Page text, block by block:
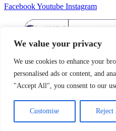
We value your privacy
We use cookies to enhance your
personalised ads or content, and
"Accept All", you consent to our
Customise
FacebookYoutube Instagram
Copyright © 2004 – 2023 Editura
Pro Universitaria. Toate drepturile
Vezi coșul Finalizare comandă